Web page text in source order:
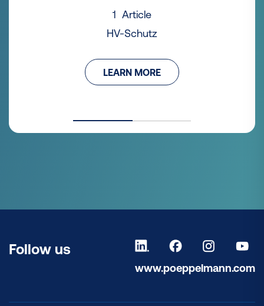
1 Article
HV-Schutz
LEARN MORE
Follow us
www.poeppelmann.com